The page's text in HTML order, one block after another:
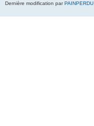
Dernière modification parPAINPERDU